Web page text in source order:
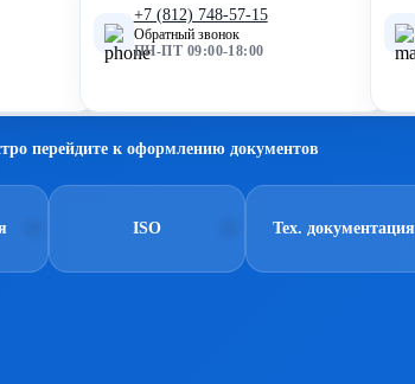
+7 (812) 748-57-15
Обратный звонок
ПН-ПТ 09:00-18:00
перейдите к оформлению документов
ISO Тех. документация